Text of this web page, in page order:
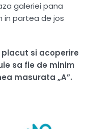
galeriei pana
in partea de jos
si acoperire
sa fie de minim
masurata „A”.